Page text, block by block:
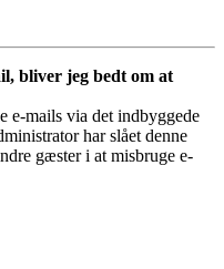
bliver jeg bedt om at
e-mails via det indbyggede
har slået denne
gæster i at misbruge e-